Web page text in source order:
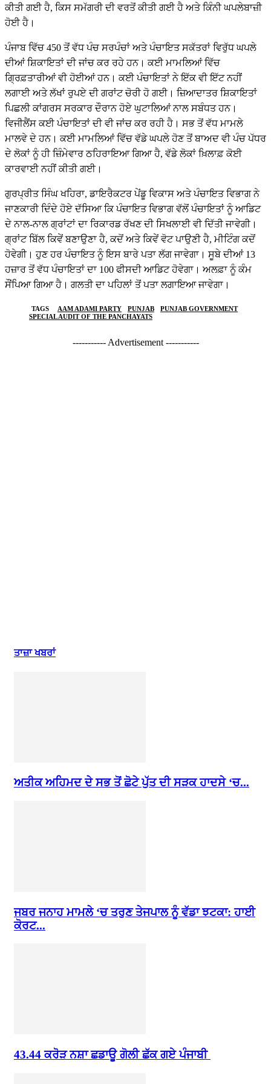
ਕੀਤੀ ਗਈ ਹੈ, ਕਿਸ ਸਮੱਗਰੀ ਦੀ ਵਰਤੋਂ ਕੀਤੀ ਗਈ ਹੈ ਅਤੇ ਕਿੰਨੀ ਘਪਲੇਬਾਜ਼ੀ
ਹੋਈ ਹੈ।
ਪੰਜਾਬ ਵਿੱਚ 450 ਤੋਂ ਵੱਧ ਪੰਚ ਸਰਪੰਚਾਂ ਅਤੇ ਪੰਚਾਇਤ ਸਕੱਤਰਾਂ ਵਿਰੁੱਧ ਘਪਲੇ
ਦੀਆਂ ਸ਼ਿਕਾਇਤਾਂ ਦੀ ਜਾਂਚ ਕਰ ਰਹੇ ਹਨ। ਕਈ ਮਾਮਲਿਆਂ ਵਿੱਚ
ਗ੍ਰਿਫ਼ਤਾਰੀਆਂ ਵੀ ਹੋਈਆਂ ਹਨ। ਕਈ ਪੰਚਾਇਤਾਂ ਨੇ ਇੱਕ ਵੀ ਇੱਟ ਨਹੀਂ
ਲਗਾਈ ਅਤੇ ਲੱਖਾਂ ਰੁਪਏ ਦੀ ਗਰਾਂਟ ਚੋਰੀ ਹੋ ਗਈ। ਜ਼ਿਆਦਾਤਰ ਸ਼ਿਕਾਇਤਾਂ
ਪਿਛਲੀ ਕਾਂਗਰਸ ਸਰਕਾਰ ਦੌਰਾਨ ਹੋਏ ਘੁਟਾਲਿਆਂ ਨਾਲ ਸਬੰਧਤ ਹਨ।
ਵਿਜੀਲੈਂਸ ਕਈ ਪੰਚਾਇਤਾਂ ਦੀ ਵੀ ਜਾਂਚ ਕਰ ਰਹੀ ਹੈ। ਸਭ ਤੋਂ ਵੱਧ ਮਾਮਲੇ
ਮਾਲਵੇ ਦੇ ਹਨ। ਕਈ ਮਾਮਲਿਆਂ ਵਿੱਚ ਵੱਡੇ ਘਪਲੇ ਹੋਣ ਤੋਂ ਬਾਅਦ ਵੀ ਪੰਚ ਪੱਧਰ
ਦੇ ਲੋਕਾਂ ਨੂੰ ਹੀ ਜ਼ਿੰਮੇਵਾਰ ਠਹਿਰਾਇਆ ਗਿਆ ਹੈ, ਵੱਡੇ ਲੋਕਾਂ ਖ਼ਿਲਾਫ਼ ਕੋਈ
ਕਾਰਵਾਈ ਨਹੀਂ ਕੀਤੀ ਗਈ।
ਗੁਰਪ੍ਰੀਤ ਸਿੰਘ ਖਹਿਰਾ, ਡਾਇਰੈਕਟਰ ਪੇਂਡੂ ਵਿਕਾਸ ਅਤੇ ਪੰਚਾਇਤ ਵਿਭਾਗ ਨੇ
ਜਾਣਕਾਰੀ ਦਿੰਦੇ ਹੋਏ ਦੱਸਿਆ ਕਿ ਪੰਚਾਇਤ ਵਿਭਾਗ ਵੱਲੋਂ ਪੰਚਾਇਤਾਂ ਨੂੰ ਆਡਿਟ
ਦੇ ਨਾਲ-ਨਾਲ ਗ੍ਰਾਂਟਾਂ ਦਾ ਰਿਕਾਰਡ ਰੱਖਣ ਦੀ ਸਿਖਲਾਈ ਵੀ ਦਿੱਤੀ ਜਾਵੇਗੀ।
ਗ੍ਰਾਂਟ ਬਿੱਲ ਕਿਵੇਂ ਬਣਾਉਣਾ ਹੈ, ਕਦੋਂ ਅਤੇ ਕਿਵੇਂ ਵੋਟ ਪਾਉਣੀ ਹੈ, ਮੀਟਿੰਗ ਕਦੋਂ
ਹੋਵੇਗੀ। ਹੁਣ ਹਰ ਪੰਚਾਇਤ ਨੂੰ ਇਸ ਬਾਰੇ ਪਤਾ ਲੱਗ ਜਾਵੇਗਾ। ਸੂਬੇ ਦੀਆਂ 13
ਹਜ਼ਾਰ ਤੋਂ ਵੱਧ ਪੰਚਾਇਤਾਂ ਦਾ 100 ਫੀਸਦੀ ਆਡਿਟ ਹੋਵੇਗਾ। ਅਲਫ਼ਾ ਨੂੰ ਕੰਮ
ਸੌਂਪਿਆ ਗਿਆ ਹੈ। ਗਲਤੀ ਦਾ ਪਹਿਲਾਂ ਤੋਂ ਪਤਾ ਲਗਾਇਆ ਜਾਵੇਗਾ।
TAGS AAM ADAMI PARTY PUNJAB
PUNJAB GOVERNMENT
SPECIAL AUDIT OF THE PANCHAYATS
----------- Advertisement -----------
ਤਾਜ਼ਾ ਖਬਰਾਂ
ਅਤੀਕ ਅਹਿਮਦ ਦੇ ਸਭ ਤੋਂ ਛੋਟੇ ਪੁੱਤ ਦੀ ਸੜਕ ਹਾਦਸੇ ‘ਚ...
ਜਬਰ ਜਨਾਹ ਮਾਮਲੇ ‘ਚ ਤਰੁਣ ਤੇਜਪਾਲ ਨੂੰ ਵੱਡਾ ਝਟਕਾ: ਹਾਈ
ਕੋਰਟ...
43.44 ਕਰੋੜ ਨਸ਼ਾ ਛਡਾਊ ਗੋਲੀ ਛੱਕ ਗਏ ਪੰਜਾਬੀ